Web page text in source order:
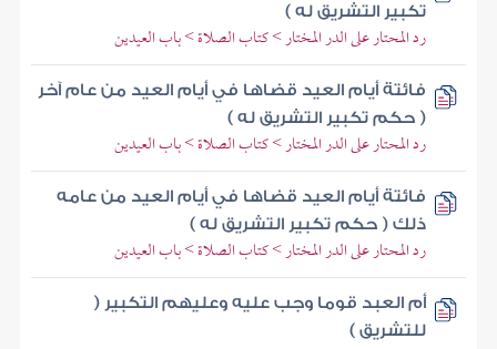
تكبير التشريق له )
رد المحتار على الدر المختار > كتاب الصلاة > باب العيدين
فائتة أيام العيد قضاها في أيام العيد من عام آخر
( حكم تكبير التشريق له )
رد المحتار على الدر المختار > كتاب الصلاة > باب العيدين
فائتة أيام العيد قضاها في أيام العيد من عامه
ذلك ( حكم تكبير التشريق له )
رد المحتار على الدر المختار > كتاب الصلاة > باب العيدين
أم العبد قوما وجب عليه وعليهم التكبير (
للتشريق )